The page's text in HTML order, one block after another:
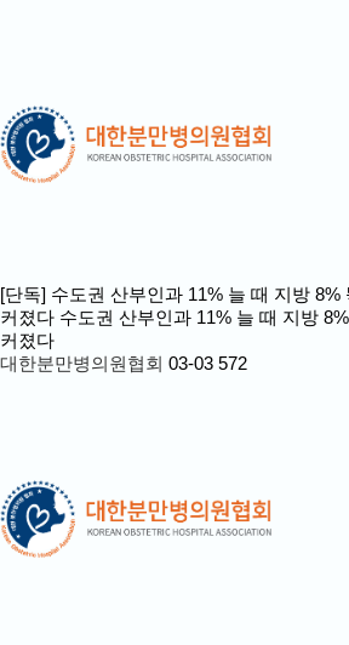
[단독] 수도권 산부인과 11% 늘 때 지방
커졌다 수도권 산부인과 11% 늘 때 지방
커졌다
대한분만병의원협회 03-03 572